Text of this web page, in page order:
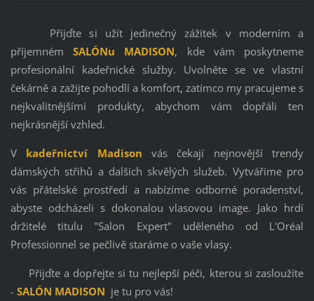
Přijďte si užít jedinečný zážitek v moderním a
příjemnémSALÓNu MADISON, kde vám poskytneme
profesionální kadeřnické služby. Uvolněte se ve vlastní
čekárně a zažijte pohodlí a komfort, zatímco my pracujeme s
nejkvalitnějšími produkty, abychom vám dopřáli ten
nejkrásnější vzhled.
V kadeřnictví Madisonvás čekají nejnovější trendy
dámských střihů a dalších skvělých služeb. Vytváříme pro
vás přátelské prostředí a nabízíme odborné poradenství,
abyste odcházeli s dokonalou vlasovou image. Jako hrdí
držitelé titulu "Salon Expert" uděleného od L'Oréal
Professionnel se pečlivě staráme o vaše vlasy.
Přijďte a dopřejte si tu nejlepší péči, kterou si zasloužíte
- SALÓN MADISON je tu pro vás!